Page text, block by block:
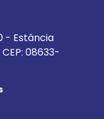
- Estância
08633-